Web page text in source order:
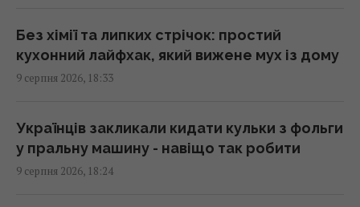
США, - The Atlantic
17:31 неділя, 09 серпня 2026
бутерброд: експерти дали несподівану
відповідь
17:29 неділя, 09 серпня 2026
Без хімії та липких стрічок: простий
кухонний лайфхак, який вижене мух із дому
9 серпня 2026, 18:33
Українців закликали кидати кульки з фольги
у пральну машину - навіщо так робити
9 серпня 2026, 18:24